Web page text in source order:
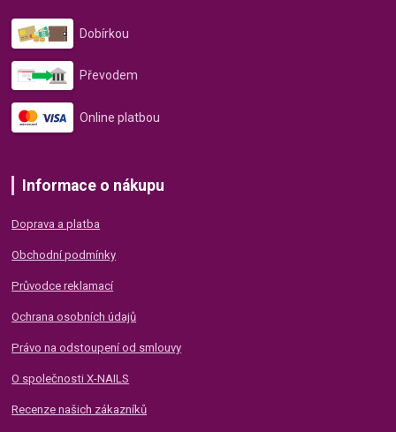
Dobírkou
Převodem
Online platbou
Informace o nákupu
Doprava a platba
Obchodní podmínky
Průvodce reklamací
Ochrana osobních údajů
Právo na odstoupení od smlouvy
O společnosti X-NAILS
Recenze našich zákazníků